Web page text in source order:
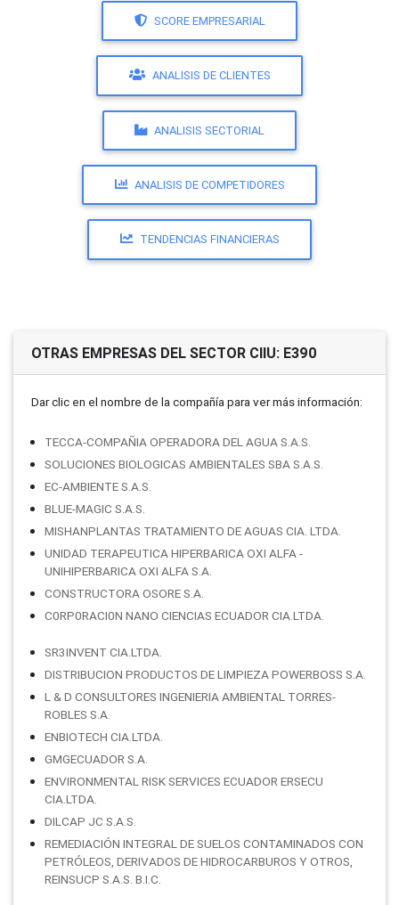
SCORE EMPRESARIAL
ANALISIS DE CLIENTES
ANALISIS SECTORIAL
ANALISIS DE COMPETIDORES
TENDENCIAS FINANCIERAS
OTRAS EMPRESAS DEL SECTOR CIIU: E390
Dar clic en el nombre de la compañí­a para ver más información:
TECCA-COMPAÑIA OPERADORA DEL AGUA S.A.S.
SOLUCIONES BIOLOGICAS AMBIENTALES SBA S.A.S.
EC-AMBIENTE S.A.S.
BLUE-MAGIC S.A.S.
MISHANPLANTAS TRATAMIENTO DE AGUAS CIA. LTDA.
UNIDAD TERAPEUTICA HIPERBARICA OXI ALFA -
UNIHIPERBARICA OXI ALFA S.A.
CONSTRUCTORA OSORE S.A.
C0RP0RACI0N NANO CIENCIAS ECUADOR CIA.LTDA.
SR3INVENT CIA.LTDA.
DISTRIBUCION PRODUCTOS DE LIMPIEZA POWERBOSS S.A.
L & D CONSULTORES INGENIERIA AMBIENTAL TORRES-
ROBLES S.A.
ENBIOTECH CIA.LTDA.
GMGECUADOR S.A.
ENVIRONMENTAL RISK SERVICES ECUADOR ERSECU
CIA.LTDA.
DILCAP JC S.A.S.
REMEDIACIÓN INTEGRAL DE SUELOS CONTAMINADOS CON
PETRÓLEOS, DERIVADOS DE HIDROCARBUROS Y OTROS,
REINSUCP S.A.S. B.I.C.